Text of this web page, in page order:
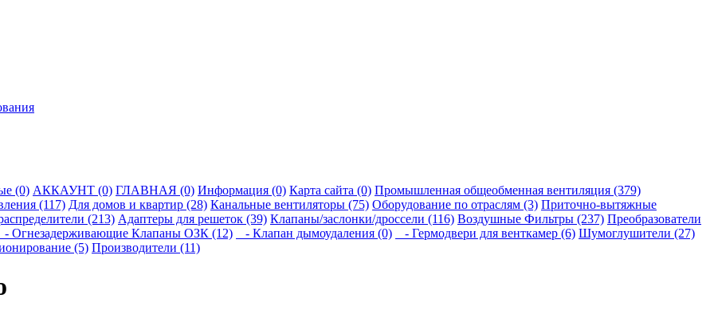
(0) АККАУНТ (0) ГЛАВНАЯ (0) Информация (0) Карта сайта (0) Промышленная общеобменная вентиляция (379)
(117) Для домов и квартир (28) Канальные вентиляторы (75) Оборудование по отраслям (3) Приточно-вытяжные
(213) Адаптеры для решеток (39) Клапаны/заслонки/дроссели (116) Воздушные Фильтры (237) Преобразователи
Огнезадерживающие Клапаны ОЗК (12)
- Клапан дымоудаления (0) - Гермодвери для венткамер (6) Шумоглушители (27)
(5) Производители (11)